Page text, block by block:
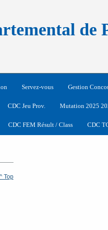
de
Servez-vous Gestion
CDC Jeu Prov. Mutation 2025
CDC FEM Résult / Class CDC
^ Top